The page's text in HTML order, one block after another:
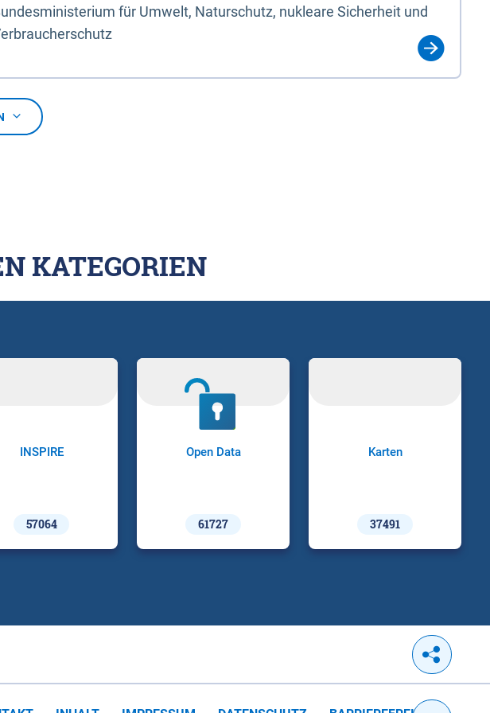
für Umwelt, Naturschutz, nukleare Sicherheit und
KATEGORIEN
INSPIRE
57064
Open Data
61727
Karten
37491